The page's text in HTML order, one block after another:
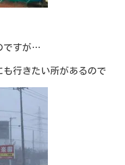
ですが…
行きたい所があるので